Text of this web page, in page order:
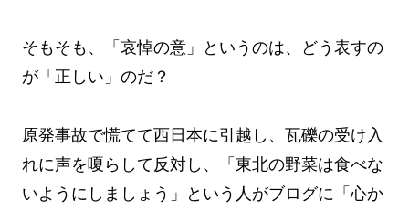
そもそも、「哀悼の意」というのは、どう表すの
が「正しい」のだ？
原発事故で慌てて西日本に引越し、瓦礫の受け入
れに声を嗄らして反対し、「東北の野菜は食べな
いようにしましょう」という人がブログに「心か